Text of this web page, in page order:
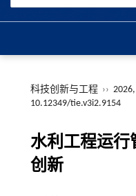
科技创新与工程 ››
10.12349/tie.v3i2.9154
水利工程运行
创新